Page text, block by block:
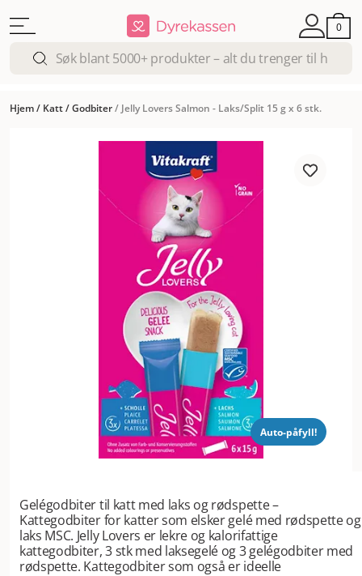
0
Hjem/ Katt/Godbiter/ Jelly Lovers Salmon - Laks/Split 15 g x 6 stk.
Auto-påfyll!
Gelégodbiter til katt med laks og rødspette –
Kattegodbiter for katter som elsker gelé med rødspette og
laks MSC. Jelly Lovers er lekre og kalorifattige
kattegodbiter, 3 stk med laksegelé og 3 gelégodbiter med
rødspette. Kattegodbiter som også er ideelle